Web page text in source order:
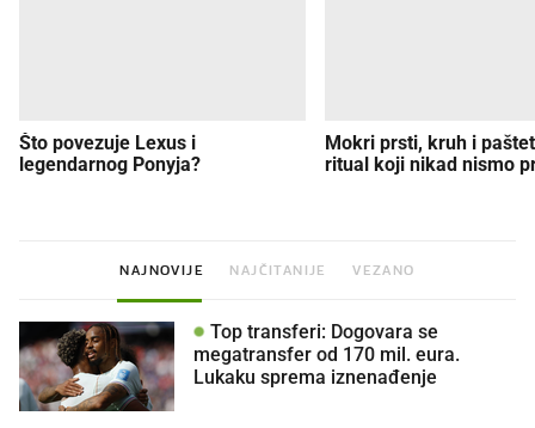
Što povezuje Lexus i
legendarnog Ponyja?
Mokri prsti, kruh i
ritual koji nikad nismo
NAJNOVIJE NAJČITANIJE VEZANO
Top transferi: Dogovara se
megatransfer od 170 mil. eura.
Lukaku sprema iznenađenje